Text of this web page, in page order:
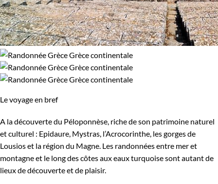
Le voyage en bref
A la découverte du Péloponnèse, riche de son patrimoine naturel
et culturel : Epidaure, Mystras, l’Acrocorinthe, les gorges de
Lousios et la région du Magne. Les randonnées entre mer et
montagne et le long des côtes aux eaux turquoise sont autant de
lieux de découverte et de plaisir.